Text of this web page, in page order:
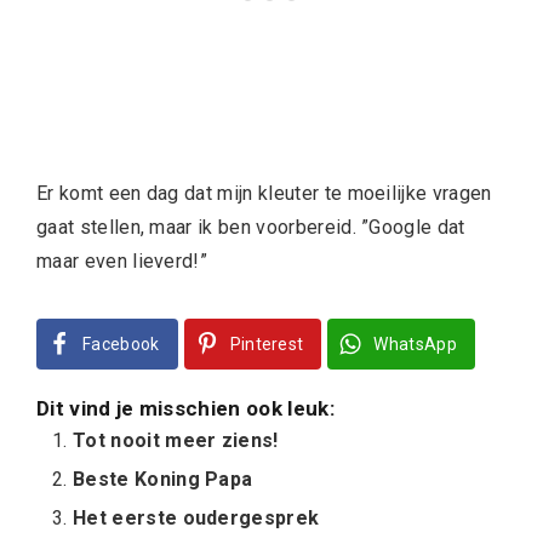
Er komt een dag dat mijn kleuter te moeilijke vragen
gaat stellen, maar ik ben voorbereid. ”Google dat
maar even lieverd!”
Facebook Pinterest WhatsApp
Dit vind je misschien ook leuk:
Tot nooit meer ziens!
Beste Koning Papa
Het eerste oudergesprek